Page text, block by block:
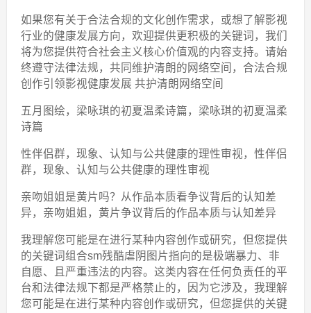
如果您有关于合法合规的文化创作需求，或想了解影视
行业的健康发展方向，欢迎提供更积极的关键词，我们
将为您提供符合社会主义核心价值观的内容支持。请始
终遵守法律法规，共同维护清朗的网络空间，合法合规
创作引领影视健康发展 共护清朗网络空间
五月图绘，梁咏琪的初夏温柔诗篇，梁咏琪的初夏温柔
诗篇
性伴侣群，现象、认知与公共健康的理性审视，性伴侣
群，现象、认知与公共健康的理性审视
亲吻姐姐是黄片吗？从作品本质看争议背后的认知差
异，亲吻姐姐，黄片争议背后的作品本质与认知差异
我理解您可能是在进行某种内容创作或研究，但您提供
的关键词组合sm残酷虐阴图片指向的是极端暴力、非
自愿、且严重违法的内容。这类内容在任何负责任的平
台和法律法规下都是严格禁止的，因为它涉及，我理解
您可能是在进行某种内容创作或研究，但您提供的关键